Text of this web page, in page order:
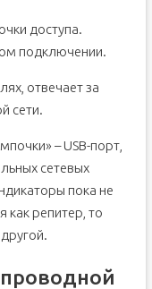
доступа.
подключении.
отвечает за
сети.
– USB-порт,
сетевых
пока не
как репитер, то